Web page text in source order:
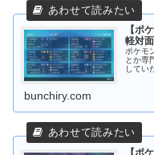
【ポ
軽対
ポケモ
とか専
してい
bunchiry.com
【ポ